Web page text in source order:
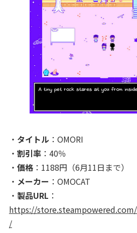
・ タイトル ：OMORI
・ 割引率：40％
・ 価格：1188円（6月11日まで）
・ メーカー ：OMOCAT
・ 製品URL ：
https://
/